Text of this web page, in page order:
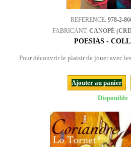
REFERENCE: 978-2-
FABRICANT: CANOPÉ
POESIAS -
Pour découvrir le plaisir de jouer avec
Ajouter au panier
Disponible